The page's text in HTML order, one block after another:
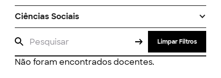
Ciências Sociais
Limpar Filtros
Não foram encontrados docentes.